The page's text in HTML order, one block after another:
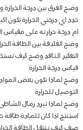
وضح الفرق بين درجة الحرارة
حدد اي درجتي الحرارة تكون
ام درجة حرارته على مقياس
وضح الفلاقة بين الطاقة
التفكير الناقد وضح كيف
قياس درجة الحرارة
وضح لماذا تكون بعض المواد
التوصيل للحرارة
وضح لماذا تبرد رمال الشاطئ
استنتج اذا كان للمادة طاقة
صف كيف تنتقل الطاقة